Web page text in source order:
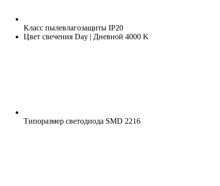
Класс пылевлагозащиты IP20
Цвет свечения Day | Дневной 4000 K
Типоразмер светодиода SMD 2216